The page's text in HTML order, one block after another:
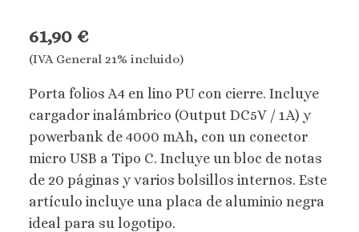
61,90 €
(IVA General 21% incluido)
Porta folios A4 en lino PU con cierre. Incluye
cargador inalámbrico (Output DC5V / 1A) y
powerbank de 4000 mAh, con un conector
micro USB a Tipo C. Incluye un bloc de notas
de 20 páginas y varios bolsillos internos. Este
artículo incluye una placa de aluminio negra
ideal para su logotipo.